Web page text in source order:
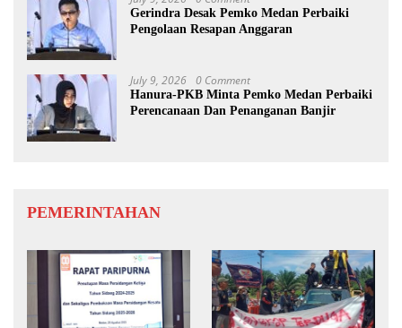
Gerindra Desak Pemko Medan Perbaiki
Pengolaan Resapan Anggaran
July 9, 2026 0 Comment
Hanura-PKB Minta Pemko Medan Perbaiki
Perencanaan Dan Penanganan Banjir
PEMERINTAHAN